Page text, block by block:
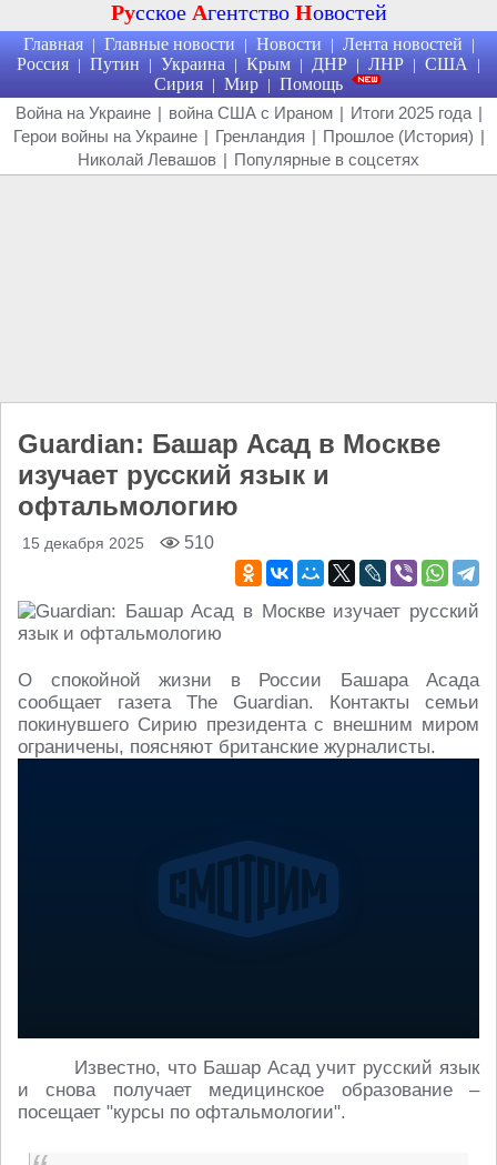
Русское Агентство Новостей
Главная | Главные новости | Новости | Лента новостей |
Россия | Путин | Украина | Крым | ДНР | ЛНР | США |
Сирия | Мир | Помощь
Война на Украине | война США с Ираном | Итоги 2025 года |
Герои войны на Украине | Гренландия | Прошлое (История) |
Николай Левашов | Популярные в соцсетях
Guardian: Башар Асад в Москве
изучает русский язык и
офтальмологию
15 декабря 2025 510
О спокойной жизни в России Башара Асада
сообщает газета The Guardian. Контакты семьи
покинувшего Сирию президента с внешним миром
ограничены, поясняют британские журналисты.
Известно, что Башар Асад учит русский язык
и снова получает медицинское образование –
посещает "курсы по офтальмологии".